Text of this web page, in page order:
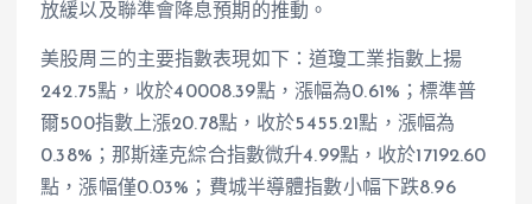
放緩以及聯準會降息預期的推動。
美股周三的主要指數表現如下：道瓊工業指數上揚
242.75點，收於40008.39點，漲幅為0.61%；標準普
爾500指數上漲20.78點，收於5455.21點，漲幅為
0.38%；那斯達克綜合指數微升4.99點，收於17192.60
點，漲幅僅0.03%；費城半導體指數小幅下跌8.96